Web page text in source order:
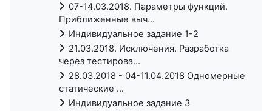
07-14.03.2018. Параметры функций.
Приближенные выч...
Индивидуальное задание 1-2
21.03.2018. Исключения. Разработка
через тестирова...
28.03.2018 - 04-11.04.2018 Одномерные
статические ...
Индивидуальное задание 3